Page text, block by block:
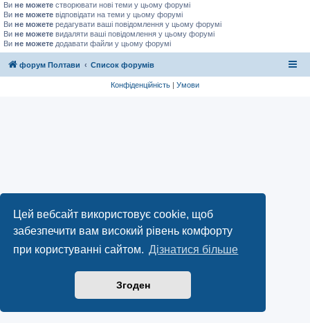
Цей вебсайт використовує cookie, щоб
забезпечити вам високий рівень комфорту
при користуванні сайтом. Дізнатися більше
Згоден
Ви не можете створювати нові теми у цьому форумі
Ви не можете відповідати на теми у цьому форумі
Ви не можете редагувати ваші повідомлення у цьому форумі
Ви не можете видаляти ваші повідомлення у цьому форумі
Ви не можете додавати файли у цьому форумі
форум Полтави Список форумів
Конфіденційність | Умови